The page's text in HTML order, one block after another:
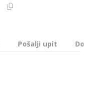
Pošalji upit